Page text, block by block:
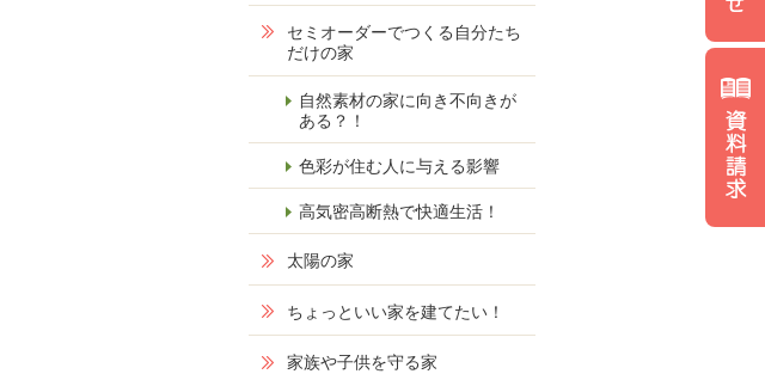
セミオーダーでつくる自分たち
だけの家
自然素材の家に向き不向きが
ある？！
色彩が住む人に与える影響
高気密高断熱で快適生活！
太陽の家
ちょっといい家を建てたい！
家族や子供を守る家